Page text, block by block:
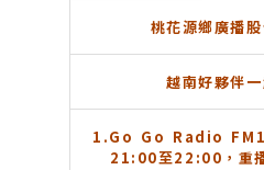
桃花源鄉廣播
越南好夥伴
1.Go Go Radio
21:00至22:00，重